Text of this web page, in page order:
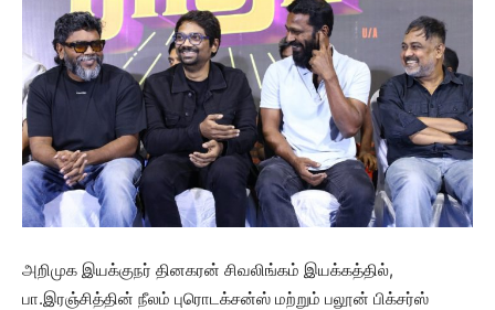
அறிமுக இயக்குநர் தினகரன் சிவலிங்கம் இயக்கத்தில்,
பா.இரஞ்சித்தின் நீலம் புரொடக்சன்ஸ் மற்றும் பலூன் பிக்சர்ஸ்